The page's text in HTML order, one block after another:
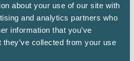
about your use of our site with
and analytics partners who
information that you’ve
collected from your use
börja tillämpas på nya
juli 2027.